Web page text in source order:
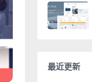
最近更新